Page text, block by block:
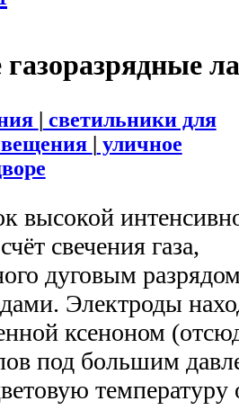
газоразрядные
| светильники для
| уличное
высокой
свечения газа,
дуговым
Электроды
ксеноном
под большим